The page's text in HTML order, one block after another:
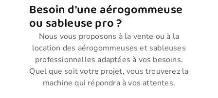
Besoin d'une aérogommeuse
ou sableuse pro ?
Nous vous proposons à la vente ou à la
location des aérogommeuses et sableuses
professionnelles adaptées à vos besoins.
Quel que soit votre projet, vous trouverez la
machine qui répondra à vos attentes.